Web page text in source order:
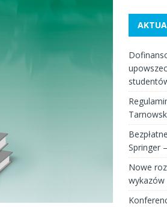
Springer
Nowe
wykazów